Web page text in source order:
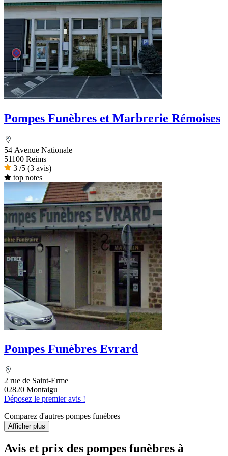
Pompes Funèbres et Marbrerie Rémoises
54 Avenue Nationale
51100 Reims
3 /5 (3 avis)
top notes
Pompes Funèbres Evrard
2 rue de Saint-Erme
02820 Montaigu
Déposez le premier avis !
Comparez d'autres pompes funèbres
Afficher plus
Avis et prix des pompes funèbres à